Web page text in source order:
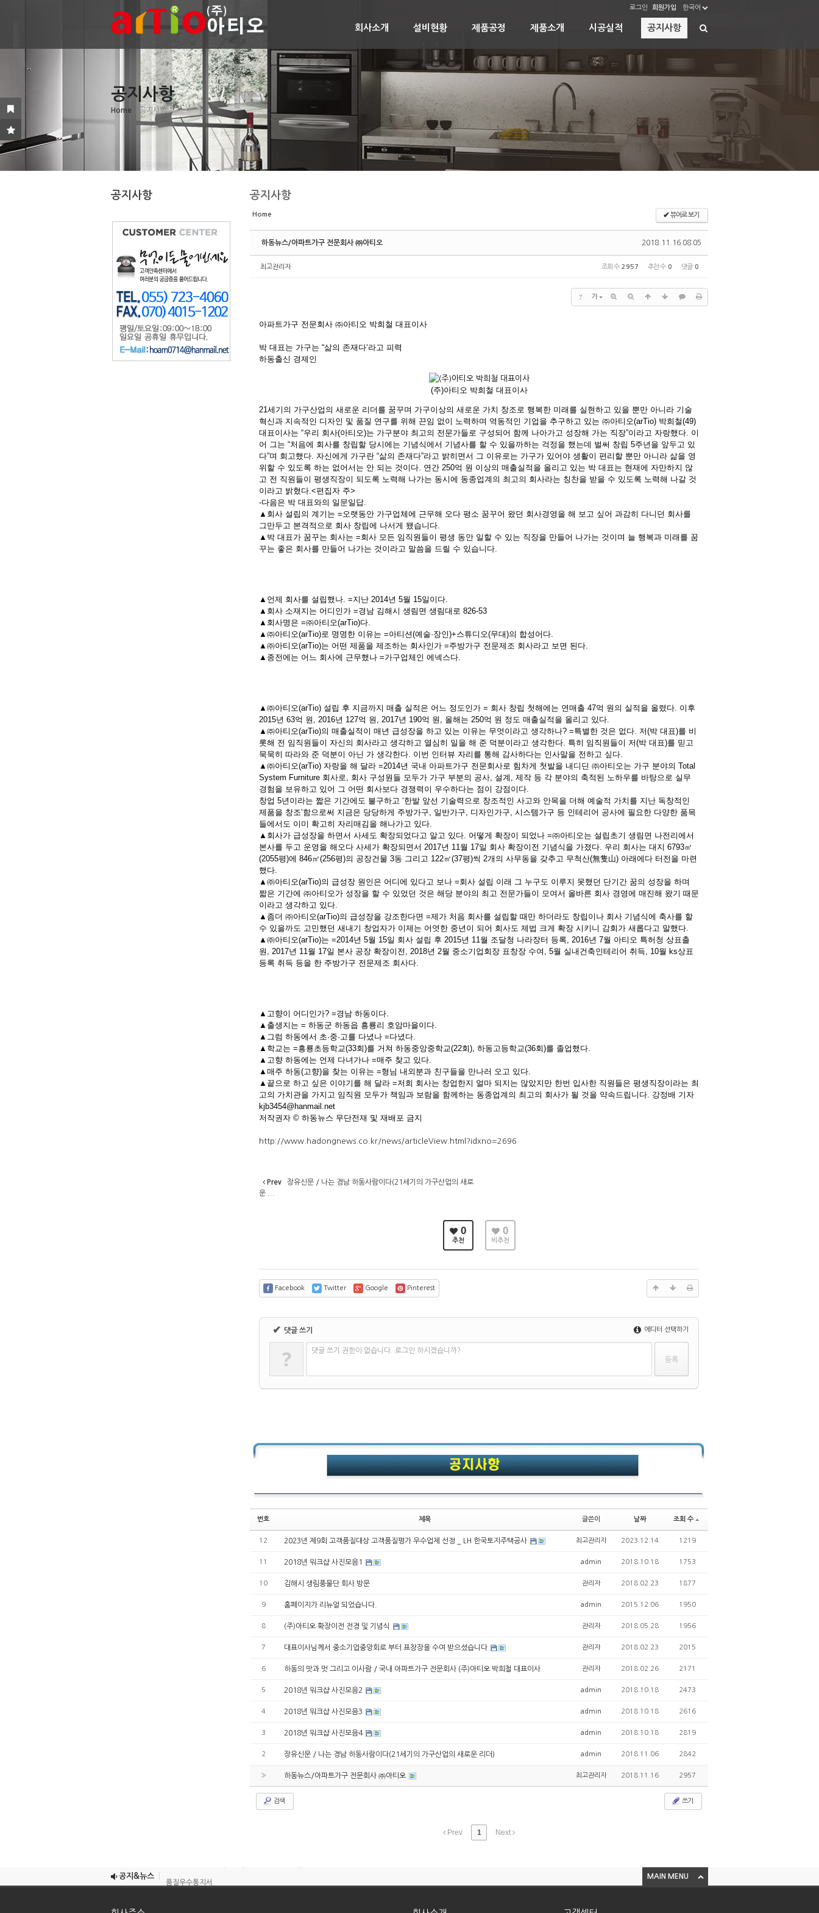
로그인 회원가입 한국어
회사소개 설비현황 제품공정 제품소개 시공실적 공지사항
공지사항
Home / 공지사항
공지사항 공지사항
Home ✔뷰어로 보기
2018.11.16 08:05
하동뉴스/아파트가구 전문회사 ㈜아티오
최고관리자 조회 수 2957 추천 수 0 댓글 0
? 가
아파트가구 전문회사 ㈜아티오 박희철 대표이사
박 대표는 가구는 “삶의 존재다‘라고 피력
하동출신 경제인
(주)아티오 박희철 대표이사
21세기의 가구산업의 새로운 리더를 꿈꾸며 가구이상의 새로운 가치 창조로 행복한 미래를 실현하고 있을 뿐만 아니라 기술
혁신과 지속적인 디자인 및 품질 연구를 위해 끈임 없이 노력하며 역동적인 기업을 추구하고 있는 ㈜아티오(arTio) 박희철(49)
대표이사는 “우리 회사(아티오)는 가구분야 최고의 전문가들로 구성되어 함께 나아가고 성장해 가는 직장”이라고 자랑했다. 이
어 그는 “처음에 회사를 창립할 당시에는 기념식에서 기념사를 할 수 있을까하는 걱정을 했는데 벌써 창립 5주년을 앞두고 있
다”며 회고했다. 자신에게 가구란 “삶의 존재다”라고 밝히면서 그 이유로는 가구가 있어야 생활이 편리할 뿐만 아니라 삶을 영
위할 수 있도록 하는 없어서는 안 되는 것이다. 연간 250억 원 이상의 매출실적을 올리고 있는 박 대표는 현재에 자만하지 않
고 전 직원들이 평생직장이 되도록 노력해 나가는 동시에 동종업계의 최고의 회사라는 칭찬을 받을 수 있도록 노력해 나갈 것
이라고 밝혔다.<편집자 주>
-다음은 박 대표와의 일문일답.
▲회사 설립의 계기는 =오랫동안 가구업체에 근무해 오다 평소 꿈꾸어 왔던 회사경영을 해 보고 싶어 과감히 다니던 회사를
그만두고 본격적으로 회사 창립에 나서게 됐습니다.
▲박 대표가 꿈꾸는 회사는 =회사 모든 임직원들이 평생 동안 일할 수 있는 직장을 만들어 나가는 것이며 늘 행복과 미래를 꿈
꾸는 좋은 회사를 만들어 나가는 것이라고 말씀을 드릴 수 있습니다.
▲언제 회사를 설립했나. =지난 2014년 5월 15일이다.
▲회사 소재지는 어디인가 =경남 김해시 생림면 생림대로 826-53
▲회사명은 =㈜아티오(arTio)다.
▲㈜아티오(arTio)로 명명한 이유는 =아티션(예술·장인)+스튜디오(무대)의 합성어다.
▲㈜아티오(arTio)는 어떤 제품을 제조하는 회사인가 =주방가구 전문제조 회사라고 보면 된다.
▲종전에는 어느 회사에 근무했나 =가구업체인 에넥스다.
▲㈜아티오(arTio) 설립 후 지금까지 매출 실적은 어느 정도인가 = 회사 창립 첫해에는 연매출 47억 원의 실적을 올렸다. 이후
2015년 63억 원, 2016년 127억 원, 2017년 190억 원, 올해는 250억 원 정도 매출실적을 올리고 있다.
▲㈜아티오(arTio)의 매출실적이 매년 급성장을 하고 있는 이유는 무엇이라고 생각하나? =특별한 것은 없다. 저(박 대표)를 비
롯해 전 임직원들이 자신의 회사라고 생각하고 열심히 일을 해 준 덕분이라고 생각한다. 특히 임직원들이 저(박 대표)를 믿고
묵묵히 따라와 준 덕분이 아닌 가 생각한다. 이번 인터뷰 자리를 통해 감사하다는 인사말을 전하고 싶다.
▲㈜아티오(arTio) 자랑을 해 달라 =2014년 국내 아파트가구 전문회사로 힘차게 첫발을 내디딘 ㈜아티오는 가구 분야의 Total
System Furniture 회사로, 회사 구성원들 모두가 가구 부분의 공사, 설계, 제작 등 각 분야의 축적된 노하우를 바탕으로 실무
경험을 보유하고 있어 그 어떤 회사보다 경쟁력이 우수하다는 점이 강점이다.
창업 5년이라는 짧은 기간에도 불구하고 ‘한발 앞선 기술력으로 창조적인 사고와 안목을 더해 예술적 가치를 지난 독창적인
제품을 창조’함으로써 지금은 당당하게 주방가구, 일반가구, 디자인가구, 시스템가구 등 인테리어 공사에 필요한 다양한 품목
들에서도 이미 확고히 자리매김을 해나가고 있다.
▲회사가 급성장을 하면서 사세도 확장되었다고 알고 있다. 어떻게 확장이 되었나 =㈜아티오는 설립초기 생림면 나전리에서
본사를 두고 운영을 해오다 사세가 확장되면서 2017년 11월 17일 회사 확장이전 기념식을 가졌다. 우리 회사는 대지 6793㎡
(2055평)에 846㎡(256평)의 공장건물 3동 그리고 122㎡(37평)씩 2개의 사무동을 갖추고 무척산(無隻山) 아래에다 터전을 마련
했다.
▲㈜아티오(arTio)의 급성장 원인은 어디에 있다고 보나 =회사 설립 이래 그 누구도 이루지 못했던 단기간 꿈의 성장을 하며
짧은 기간에 ㈜아티오가 성장을 할 수 있었던 것은 해당 분야의 최고 전문가들이 모여서 올바른 회사 경영에 매진해 왔기 때문
이라고 생각하고 있다.
▲좀더 ㈜아티오(arTio)의 급성장을 강조한다면 =제가 처음 회사를 설립할 때만 하더라도 창립이나 회사 기념식에 축사를 할
수 있을까도 고민했던 새내기 창업자가 이제는 어엿한 중년이 되어 회사도 제법 크게 확장 시키니 감회가 새롭다고 말했다.
▲㈜아티오(arTio)는 =2014년 5월 15일 회사 설립 후 2015년 11월 조달청 나라장터 등록, 2016년 7월 아티오 특허청 상표출
원, 2017년 11월 17일 본사 공장 확장이전, 2018년 2월 중소기업회장 표창장 수여, 5월 실내건축인테리어 취득, 10월 ks상표
등록 취득 등을 한 주방가구 전문제조 회사다.
▲고향이 어디인가? =경남 하동이다.
▲출생지는 = 하동군 하동읍 흥룡리 호암마을이다.
▲그럼 하동에서 초·중·고를 다녔나 =다녔다.
▲학교는 =흥룡초등학교(33회)를 거쳐 하동중앙중학교(22회), 하동고등학교(36회)를 졸업했다.
▲고향 하동에는 언제 다녀가나 =매주 찾고 있다.
▲매주 하동(고향)을 찾는 이유는 =형님 내외분과 친구들을 만나러 오고 있다.
▲끝으로 하고 싶은 이야기를 해 달라 =저희 회사는 창업한지 얼마 되지는 않았지만 한번 입사한 직원들은 평생직장이라는 최
고의 가치관을 가지고 임직원 모두가 책임과 보람을 함께하는 동종업계의 최고의 회사가 될 것을 약속드립니다. 강정배 기자
kjb3454@hanmail.net
저작권자 © 하동뉴스 무단전재 및 재배포 금지
http://www.hadongnews.co.kr/news/articleView.html?idxno=2696
Prev
장유신문 / 나는 경남 하동사람이다(21세기의 가구산업의 새로
운 ...
0
추천
0
비추천
Facebook Twitter Google Pinterest
✔ 댓글 쓰기 에디터 선택하기
? 댓글 쓰기 권한이 없습니다. 로그인 하시겠습니까?
번호 제목 글쓴이 날짜 조회 수
12 2023년 제9회 고객품질대상 고객품질평가 우수업체 선정 _ LH 한국토지주택공사 최고관리자 2023.12.14 1219
11 2018년 워크샵 사진모음1 admin 2018.10.18 1753
10 김해시 생림풍물단 회사 방문 관리자 2018.02.23 1877
9 홈페이지가 리뉴얼 되었습니다. admin 2015.12.06 1950
8 (주)아티오 확장이전 전경 및 기념식 관리자 2018.05.28 1956
7 대표이사님께서 중소기업중앙회로 부터 표창장을 수여 받으셨습니다 관리자 2018.02.23 2015
6 하동의 맛과 멋 그리고 이사람 / 국내 아파트가구 전문회사 (주)아티오 박희철 대표이사 관리자 2018.02.26 2171
5 2018년 워크샵 사진모음2 admin 2018.10.18 2473
4 2018년 워크샵 사진모음3 admin 2018.10.18 2616
3 2018년 워크샵 사진모음4 admin 2018.10.18 2819
2 장유신문 / 나는 경남 하동사람이다(21세기의 가구산업의 새로운 리더) admin 2018.11.06 2842
» 하동뉴스/아파트가구 전문회사 ㈜아티오 최고관리자 2018.11.16 2957
검색 쓰기
Prev 1 Next
공지&뉴스 MAIN MENU
Sketchbook5, 스케치북5
Sketchbook5, 스케치북5
Sketchbook5, 스케치북5
Sketchbook5, 스케치북5